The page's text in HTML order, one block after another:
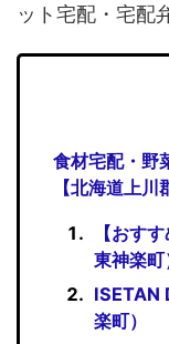
ット宅配・宅配
食材宅配・野
【北海道上川
【おす
東神楽町
ISETAN
楽町）